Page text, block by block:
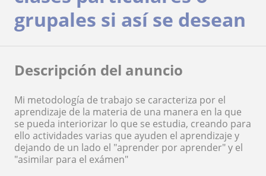
grupales si así se desean
Descripción del anuncio
Mi metodología de trabajo se caracteriza por el
aprendizaje de la materia de una manera en la que
se pueda interiorizar lo que se estudia, creando para
ello actividades varias que ayuden el aprendizaje y
dejando de un lado el "aprender por aprender" y el
"asimilar para el exámen"